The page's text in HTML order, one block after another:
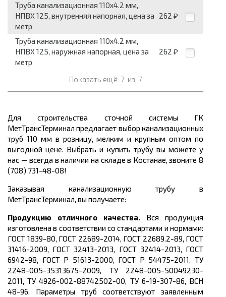
Труба канализационная 110x4.2 мм,
НПВХ 125, внутренняя напорная, цена за
метр
262 ₽
Труба канализационная 110x4.2 мм,
НПВХ 125, наружная напорная, цена за
метр
262 ₽
Показать ещё 7 из 7
Для строительства сточной системы ГК
МетТрансТерминал предлагает выбор канализационных
труб 110 мм в розницу, мелким и крупным оптом по
выгодной цене. Выбрать и купить трубу вы можете у
нас — всегда в наличии на складе в Костанае, звоните 8
(708) 731-48-08!
Заказывая канализационную трубу в
МетТрансТерминал, вы получаете:
Продукцию отличного качества. Вся продукция
изготовлена в соответствии со стандартами и нормами:
ГОСТ 1839-80, ГОСТ 22689-2014, ГОСТ 22689.2-89, ГОСТ
31416-2009, ГОСТ 32413-2013, ГОСТ 32414-2013, ГОСТ
6942-98, ГОСТ Р 51613-2000, ГОСТ Р 54475-2011, ТУ
2248-005-35313675-2009, ТУ 2248-005-50049230-
2011, ТУ 4926-002-88742502-00, ТУ 6-19-307-86, ВСН
48-96. Параметры труб соответствуют заявленным